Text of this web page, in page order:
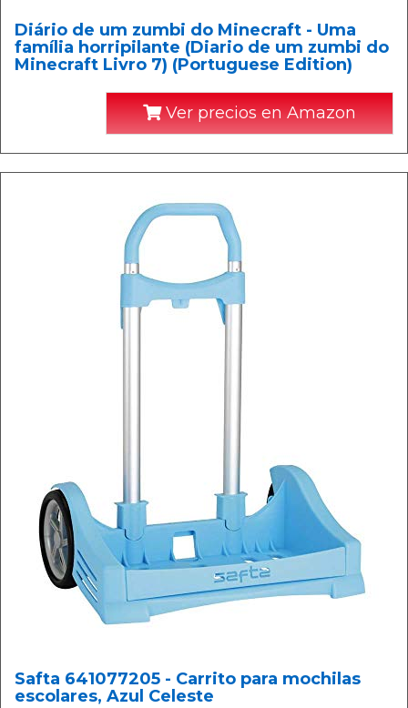
Diário de um zumbi do Minecraft - Uma
família horripilante (Diario de um zumbi do
Minecraft Livro 7) (Portuguese Edition)
Ver precios en Amazon
Safta 641077205 - Carrito para mochilas
escolares, Azul Celeste